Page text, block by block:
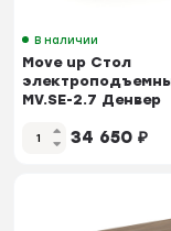
В наличии
Move up Стол
MV.SE-2.7 Денвер
Светлый/Металл
1180*720*...
34 650 ₽